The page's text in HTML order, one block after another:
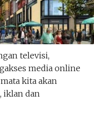
televisi,
media online
kita akan
iklan dan